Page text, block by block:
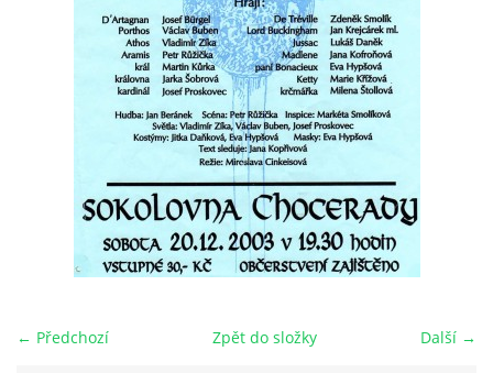
FOTOALBUM
ČLENOVÉ - SOUČASNOST
HRY DO ROKU 1973
MÍSTO PRO VAŠE VZKAZY!!
← Předchozí Další →
Zpět do složky